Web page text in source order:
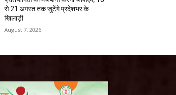
से 21 अगस्त तक जुटेंगे प्रदेशभर के
खिलाड़ी
August 7, 2026